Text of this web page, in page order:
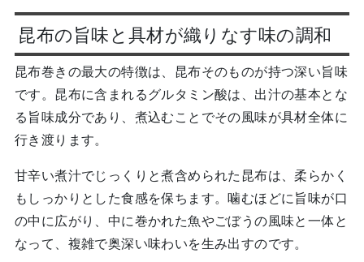
昆布の旨味と具材が織りなす味の調和
昆布巻きの最大の特徴は、昆布そのものが持つ深い旨味
です。昆布に含まれるグルタミン酸は、出汁の基本とな
る旨味成分であり、煮込むことでその風味が具材全体に
行き渡ります。
甘辛い煮汁でじっくりと煮含められた昆布は、柔らかく
もしっかりとした食感を保ちます。噛むほどに旨味が口
の中に広がり、中に巻かれた魚やごぼうの風味と一体と
なって、複雑で奥深い味わいを生み出すのです。